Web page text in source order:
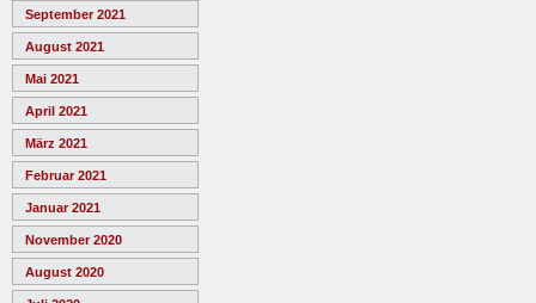
September 2021
August 2021
Mai 2021
April 2021
März 2021
Februar 2021
Januar 2021
November 2020
August 2020